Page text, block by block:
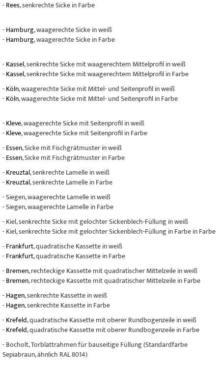
-Rees, senkrechte Sicke in Farbe
-Hamburg, waagerechte Sicke in weiß
-Hamburg, waagerechte Sicke in Farbe
-Kassel, senkrechte Sicke mit waagerechtem Mittelprofil in weiß
-Kassel, senkrechte Sicke mit waagerechtem Mittelprofil in Farbe
-Köln, waagerechte Sicke mit Mittel- und Seitenprofil in weiß
-Köln, waagerechte Sicke mit Mittel- und Seitenprofil in Farbe
-Kleve, waagerechte Sicke mit Seitenprofil in weiß
-Kleve, waagerechte Sicke mit Seitenprofil in Farbe
-Essen, Sicke mit Fischgrätmuster in weiß
-Essen, Sicke mit Fischgrätmuster in Farbe
-Kreuztal, senkrechte Lamelle in weiß
-Kreuztal, senkrechte Lamelle in Farbe
- Siegen, waagerechte Lamelle in weiß
- Siegen, waagerechte Lamelle in Farbe
- Kiel, senkrechte Sicke mit gelochter Sickenblech-Füllung in weiß
- Kiel, senkrechte Sicke mit gelochter Sickenblech-Füllung in Farbe in Farbe
-Frankfurt, quadratische Kassette in weiß
-Frankfurt, quadratische Kassette in Farbe
-Bremen, rechteckige Kassette mit quadratischer Mittelzeile in weiß
-Bremen, rechteckige Kassette mit quadratischer Mittelzeile in Farbe
-Hagen, senkrechte Kassette in weiß
-Hagen, senkrechte Kassette in Farbe
-Krefeld, quadratische Kassette mit oberer Rundbogenzeile in weiß
-Krefeld, quadratische Kassette mit oberer Rundbogenzeile in Farbe
- Bocholt, Torblattrahmen für bauseitige Füllung (Standardfarbe
Sepiabraun, ähnlich RAL 8014)